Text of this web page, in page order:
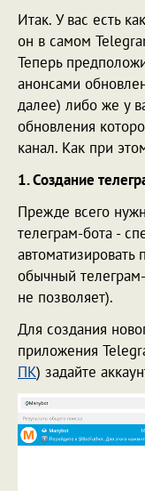
Итак. У вас есть
он в самом
Теперь
анонсами
далее) либо же у
обновления
канал. Как при
1. Создание
Прежде всего
телеграм-бота -
автоматизировать
обычный
не позволяет).
Для создания
приложения
ПК) задайте